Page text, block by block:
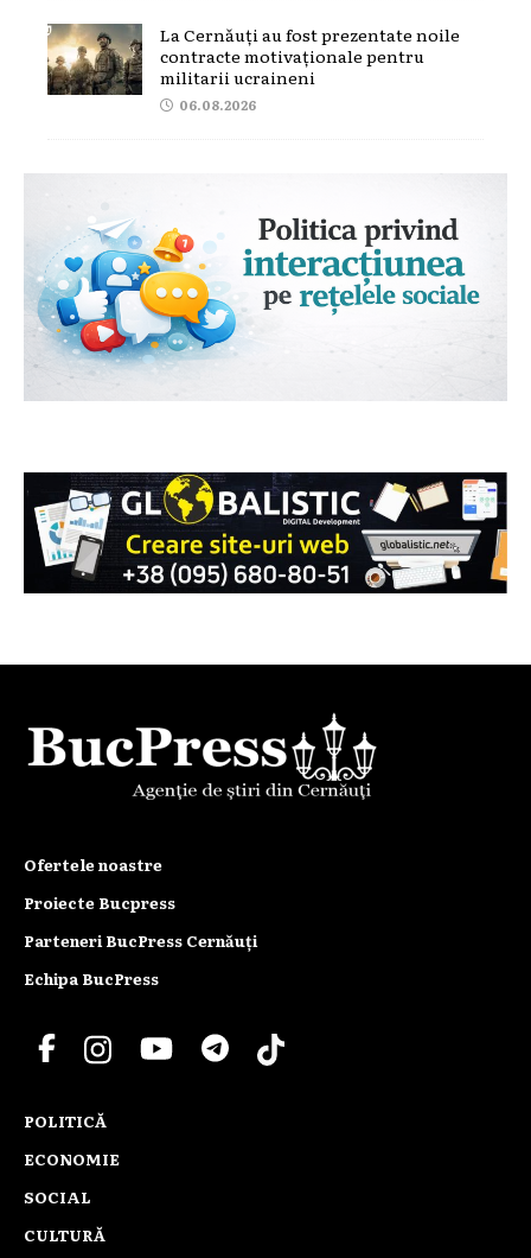
La Cernăuți au fost prezentate noile
contracte motivaționale pentru
militarii ucraineni
06.08.2026
Ofertele noastre
Proiecte Bucpress
Parteneri BucPress Cernăuți
Echipa BucPress
POLITICĂ
ECONOMIE
SOCIAL
CULTURĂ